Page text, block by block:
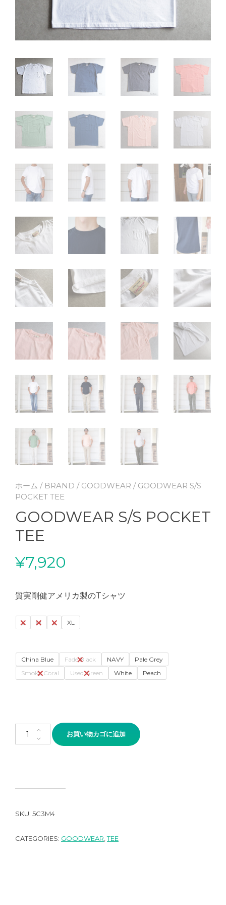
ホーム / BRAND / GOODWEAR / GOODWEAR S/S
POCKET TEE
GOODWEAR S/S POCKET
TEE
¥7,920
質実剛健アメリカ製のTシャツ
S M L XL
China Blue Fade Black NAVY
Pale Grey
Smoky Coral
Used Green White Peach
GOODWEAR S/S POCKET TEE個
お買い物カゴに追加
SKU: 5C3M4
CATEGORIES: GOODWEAR ,TEE